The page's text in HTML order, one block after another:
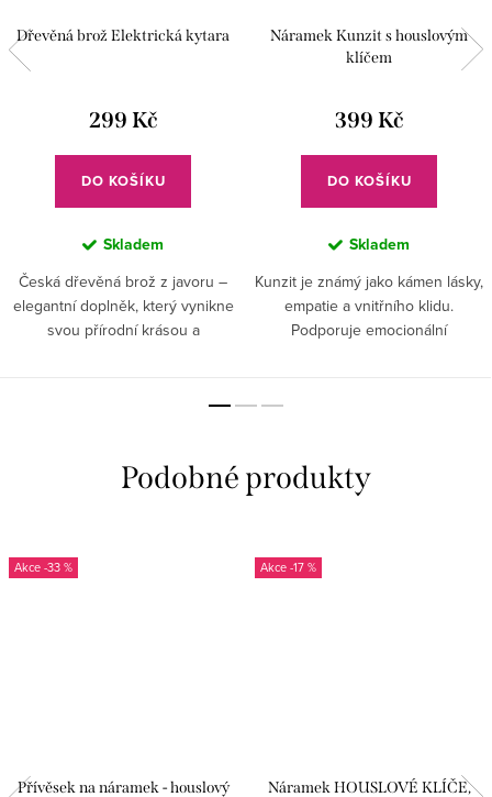
Dřevěná brož Elektrická kytara
299 Kč
DO KOŠÍKU
Skladem
Česká dřevěná brož z javoru –
elegantní doplněk, který vynikne
svou přírodní krásou a
Náramek Kunzit s houslovým
klíčem
399 Kč
DO KOŠÍKU
Skladem
Kunzit je známý jako kámen lásky,
empatie a vnitřního klidu.
Podporuje emocionální
-33 %
Přívěsek na náramek - houslový
-17 %
Náramek HOUSLOVÉ KLÍČE,